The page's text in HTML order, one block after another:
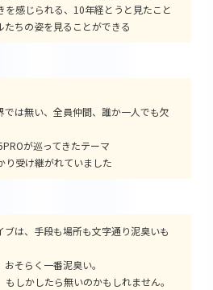
を感じられる、10年経とうと見たこと
たちの姿を見ることができる
では無い、全員仲間、誰か一人でも欠
が巡ってきたテーマ
り受け継がれていました
ブは、手段も場所も文字通り泥臭いも
そらく一番泥臭い。
しかしたら無いのかもしれません。